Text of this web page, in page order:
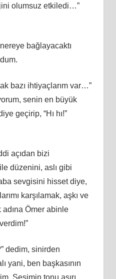
olumsuz etkiledi…”
bağlayacaktı
bazı ihtiyaçlarım var…”
senin en büyük
geçirip, “Hı hı!”
açıdan bizi
düzenini, aslı gibi
sevgisini hisset diye,
karşılamak, aşkı ve
Ömer abinle
dedim, sinirden
yani, ben başkasının
Sesimin tonu aşırı